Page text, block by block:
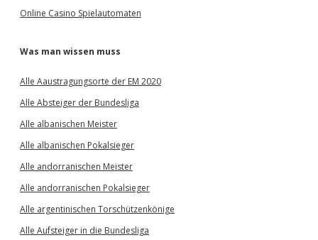
Online Casino Spielautomaten
Was man wissen muss
Alle Aaustragungsorte der EM 2020
Alle Absteiger der Bundesliga
Alle albanischen Meister
Alle albanischen Pokalsieger
Alle andorranischen Meister
Alle andorranischen Pokalsieger
Alle argentinischen Torschützenkönige
Alle Aufsteiger in die Bundesliga